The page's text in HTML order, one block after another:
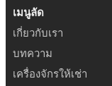
เมนูลัด
เกี่ยวกับเรา
บทความ
เครื่องจักรให้เช่า